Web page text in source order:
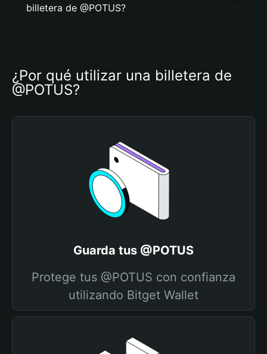
billetera de @POTUS?
¿Por qué utilizar una billetera de
@POTUS?
Guarda tus @POTUS
Protege tus @POTUS con confianza
utilizando Bitget Wallet